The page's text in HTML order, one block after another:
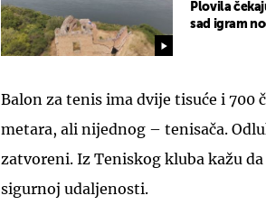
Plovila
sad igram
Balon za tenis ima dvije tisuće i 700
metara, ali nijednog – tenisača.
zatvoreni. Iz Teniskog kluba kažu
sigurnoj udaljenosti.